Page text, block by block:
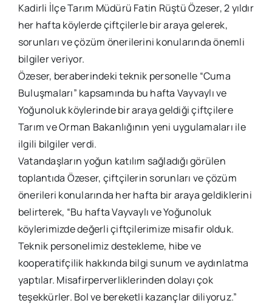
Kadirli İlçe Tarım Müdürü Fatin Rüştü Özeser, 2 yıldır
her hafta köylerde çiftçilerle bir araya gelerek,
sorunları ve çözüm önerilerini konularında önemli
bilgiler veriyor.
Özeser, beraberindeki teknik personelle “Cuma
Buluşmaları” kapsamında bu hafta Vayvaylı ve
Yoğunoluk köylerinde bir araya geldiği çiftçilere
Tarım ve Orman Bakanlığının yeni uygulamaları ile
ilgili bilgiler verdi.
Vatandaşların yoğun katılım sağladığı görülen
toplantıda Özeser, çiftçilerin sorunları ve çözüm
önerileri konularında her hafta bir araya geldiklerini
belirterek, “Bu hafta Vayvaylı ve Yoğunoluk
köylerimizde değerli çiftçilerimize misafir olduk.
Teknik personelimiz destekleme, hibe ve
kooperatifçilik hakkında bilgi sunum ve aydınlatma
yaptılar. Misafirperverliklerinden dolayı çok
teşekkürler. Bol ve bereketli kazançlar diliyoruz.”